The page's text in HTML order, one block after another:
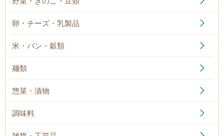
卵・チーズ・乳製品
米・パン・穀類
麺類
惣菜・漬物
調味料